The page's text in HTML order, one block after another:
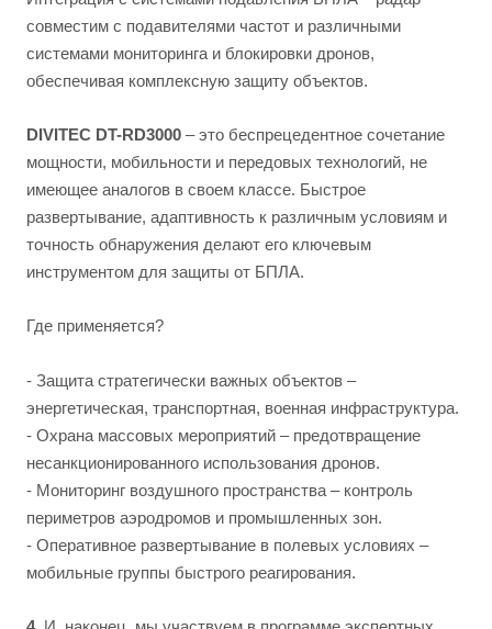
совместим с подавителями частот и различными
системами мониторинга и блокировки дронов,
обеспечивая комплексную защиту объектов.
DIVITEC DT-RD3000 – это беспрецедентное сочетание
мощности, мобильности и передовых технологий, не
имеющее аналогов в своем классе. Быстрое
развертывание, адаптивность к различным условиям и
точность обнаружения делают его ключевым
инструментом для защиты от БПЛА.
Где применяется?
- Защита стратегически важных объектов –
энергетическая, транспортная, военная инфраструктура.
- Охрана массовых мероприятий – предотвращение
несанкционированного использования дронов.
- Мониторинг воздушного пространства – контроль
периметров аэродромов и промышленных зон.
- Оперативное развертывание в полевых условиях –
мобильные группы быстрого реагирования.